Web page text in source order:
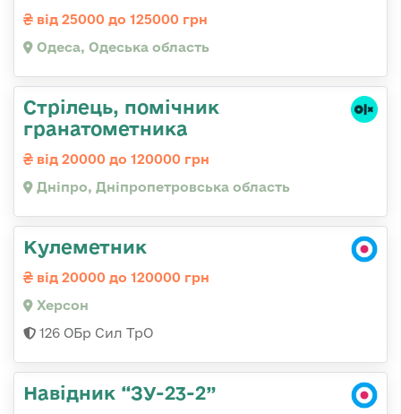
від 25000 до 125000 грн
Одеса, Одеська область
Стрілець, помічник
гранатометника
від 20000 до 120000 грн
Дніпро, Дніпропетровська область
Кулеметник
від 20000 до 120000 грн
Херсон
126 ОБр Сил ТрО
Навідник “ЗУ-23-2”